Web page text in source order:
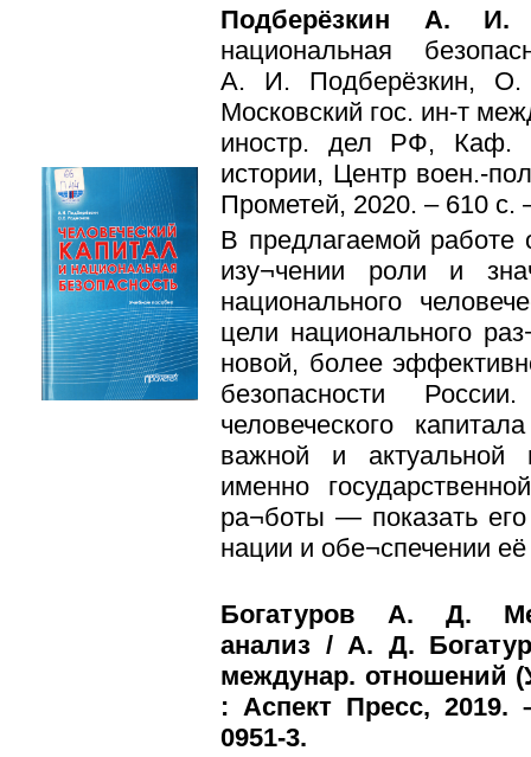
Подберёзкин А.
национальная
А. И. Подберёзкин,
Московский гос. ин-т
иностр. дел РФ, Каф.
истории, Центр воен.-
Прометей, 2020. – 610 с.
В предлагаемой работе
изу¬чении роли и
национального
цели национального
новой, более
безопасности
человеческого
важной и актуальной
именно
ра¬боты — показать
нации и обе¬спечении
Богатуров А. Д.
анализ / А. Д.
междунар. отношений
: Аспект Пресс, 2019.
0951-3.